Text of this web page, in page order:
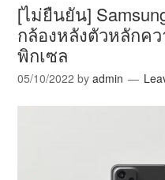
[ไม่ยืนยัน]
กล้องหลังตัวหลักค
พิกเซล
05/10/2022 byadmin